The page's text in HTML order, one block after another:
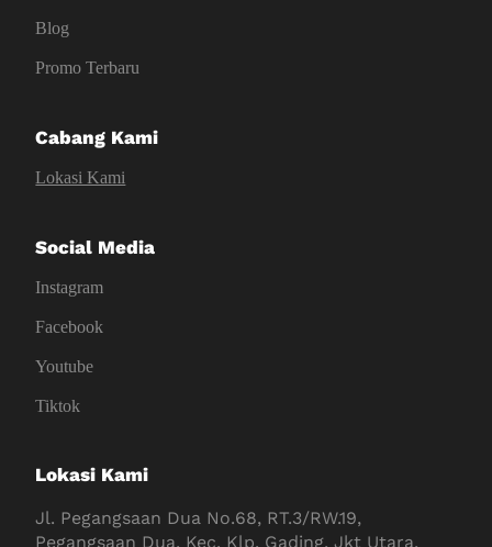
Blog
Promo Terbaru
Cabang Kami
Lokasi Kami
Social Media
Instagram
Facebook
Youtube
Tiktok
Lokasi Kami
Jl. Pegangsaan Dua No.68, RT.3/RW.19,
Pegangsaan Dua, Kec. Klp. Gading, Jkt Utara,